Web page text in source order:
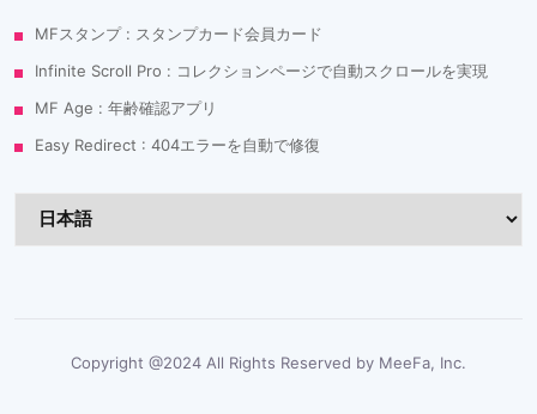
MFスタンプ : スタンプカード会員カード
Infinite Scroll Pro : コレクションページで自動スクロールを実現
MF Age : 年齢確認アプリ
Easy Redirect : 404エラーを自動で修復
Copyright @2024 All Rights Reserved by MeeFa, Inc.